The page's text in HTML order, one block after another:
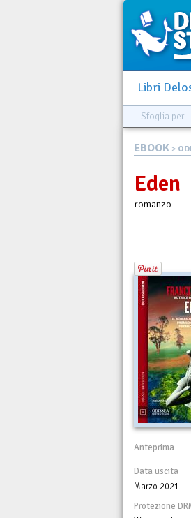
Libri
Sfoglia per
EBOOK >
Eden
romanzo
Anteprima
Data uscita
Marzo 2021
Protezione